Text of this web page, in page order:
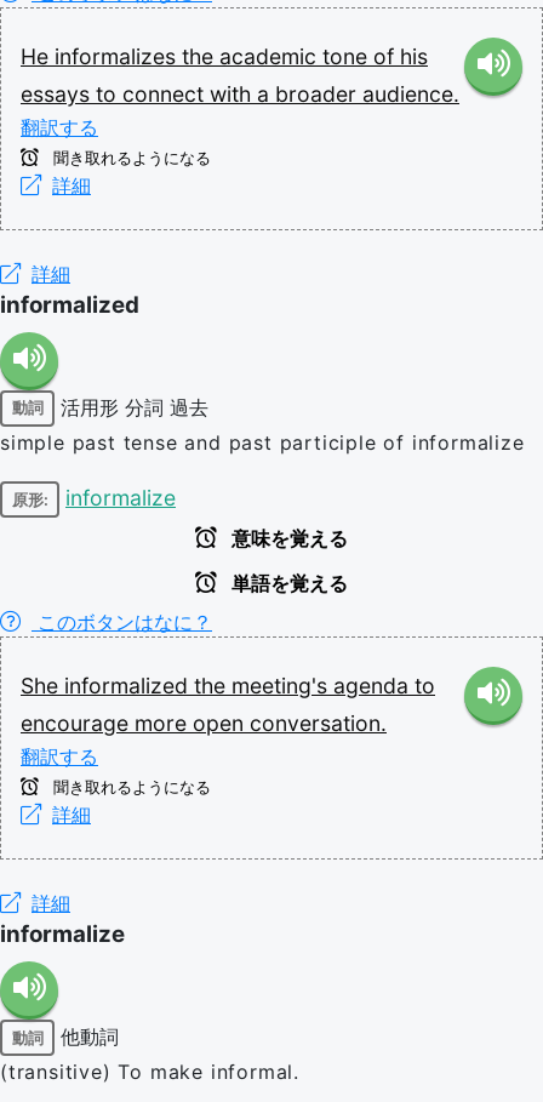
He informalizes the academic tone of his
essays to connect with a broader audience.
翻訳する
聞き取れるようになる
詳細
詳細
informalized
動詞 活用形 分詞 過去
simple past tense and past participle of informalize
原形: informalize
意味を覚える
単語を覚える
このボタンはなに？
She informalized the meeting's agenda to
encourage more open conversation.
翻訳する
聞き取れるようになる
詳細
詳細
informalize
動詞
他動詞
(transitive) To make informal.